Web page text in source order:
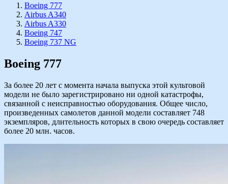
Boeing 777
Airbus A340
Airbus A330
Boeing 747
Boeing 737 NG
Boeing 777
За более 20 лет с момента начала выпуска этой культовой
модели не было зарегистрировано ни одной катастрофы,
связанной с неисправностью оборудования. Общее число,
произведенных самолетов данной модели составляет 748
экземпляров, длительность которых в свою очередь составляет
более 20 млн. часов.